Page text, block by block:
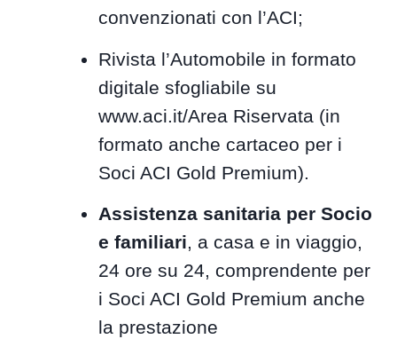
convenzionati con l’ACI;
Rivista l’Automobile in formato
digitale sfogliabile su
www.aci.it/Area Riservata (in
formato anche cartaceo per i
Soci ACI Gold Premium).
Assistenza sanitaria per Socio
e familiari, a casa e in viaggio,
24 ore su 24, comprendente per
i Soci ACI Gold Premium anche
la prestazione